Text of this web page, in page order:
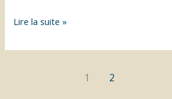
Vigilance
avec
Lire la suite »
1 2